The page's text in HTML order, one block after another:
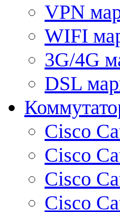
VPN
WIFI
3G/4G
DSL
Cisco
Cisco
Cisco
Cisco